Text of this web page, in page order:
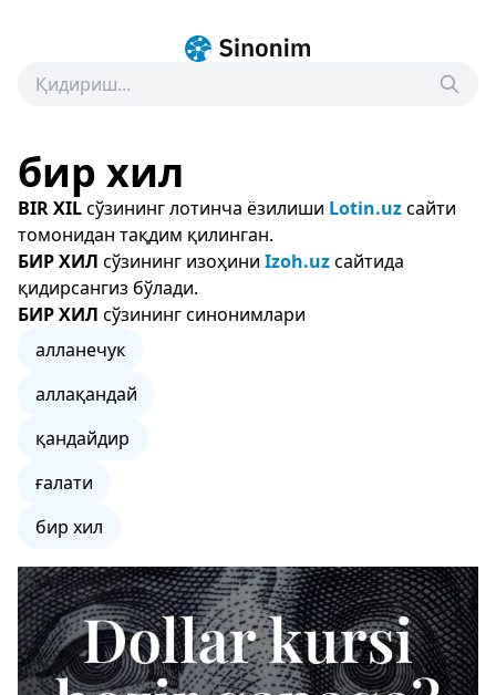
бир хил
BIR XILсўзининг лотинча ёзилиши Lotin.uzсайти
томонидан тақдим қилинган.
БИР ХИЛ сўзининг изоҳини Izoh.uzсайтида
қидирсангиз бўлади.
БИР ХИЛ сўзининг синонимлари
алланечук
аллақандай
қандайдир
ғалати
бир хил